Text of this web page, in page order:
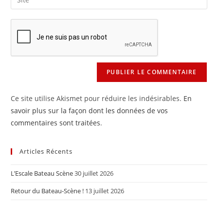
comment
address
l’URL
de
votre
site
(facultatif)
Ce site utilise Akismet pour réduire les indésirables. En
savoir plus sur la façon dont les données de vos
commentaires sont traitées.
Articles Récents
L’Escale Bateau Scène30 juillet 2026
Retour du Bateau-Scène ! 13 juillet 2026